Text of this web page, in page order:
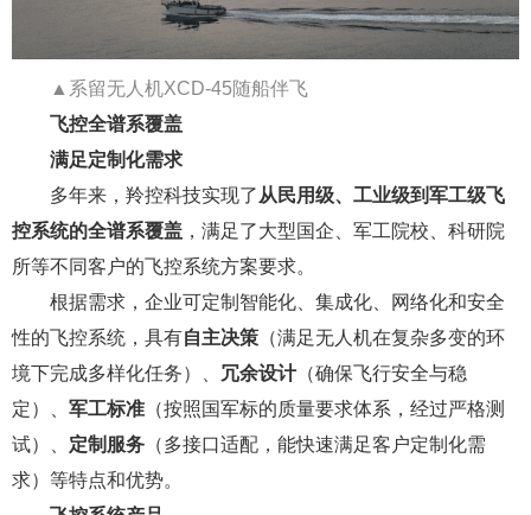
▲系留无人机XCD-45随船伴飞
飞控全谱系覆盖
满足定制化需求
多年来，羚控科技实现了 从民用级、工业级到军工级飞
控系统的全谱系覆盖 ，满足了大型国企、军工院校、科研院
所等不同客户的飞控系统方案要求。
根据需求，企业可定制智能化、集成化、网络化和安全
性的飞控系统，具有自主决策 （满足无人机在复杂多变的环
境下完成多样化任务）、 冗余设计（确保飞行安全与稳
定）、 军工标准 （按照国军标的质量要求体系，经过严格测
试）、 定制服务 （多接口适配，能快速满足客户定制化需
求）等特点和优势。